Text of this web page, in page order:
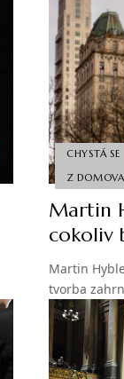
CHYSTÁ SE
Z DOMOVA
Martin
cokoliv
Martin
tvorba